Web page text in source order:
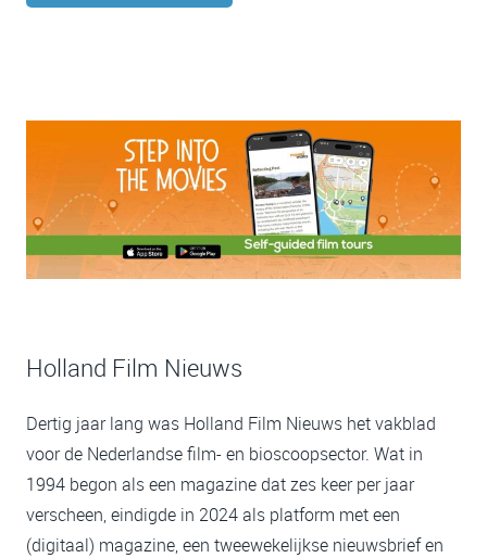
Holland Film Nieuws
Dertig jaar lang was Holland Film Nieuws het vakblad
voor de Nederlandse film- en bioscoopsector. Wat in
1994 begon als een magazine dat zes keer per jaar
verscheen, eindigde in 2024 als platform met een
(digitaal) magazine, een tweewekelijkse nieuwsbrief en